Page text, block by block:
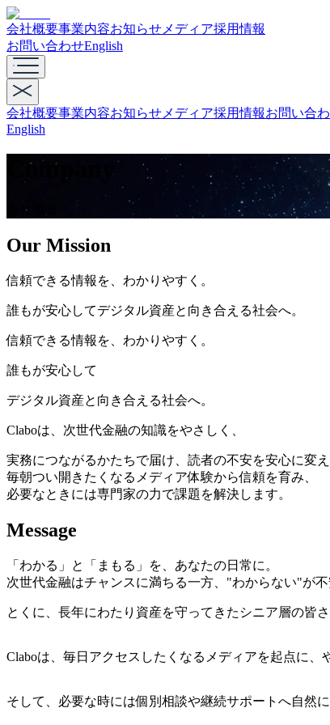
会社概要事業内容お知らせ メディア採用情報
お問い合わせEnglish
会社概要事業内容お知らせ メディア採用情報お問い合
English
Company
会社概要
Our Mission
信頼できる情報を、わかりやすく。
誰もが安心してデジタル資産と向き合える社会へ。
信頼できる情報を、わかりやすく。
誰もが安心して
デジタル資産と向き合える社会へ。
Claboは、次世代金融の知識をやさしく、
実務につながるかたちで届け、読者の不安を安心に変え
毎朝つい開きたくなるメディア体験から信頼を育み、
必要なときには専門家の力で課題を解決します。
Message
「わかる」と「まもる」を、あなたの日常に。
次世代金融はチャンスに満ちる一方、"わからない"が不
とくに、長年にわたり資産を守ってきたシニア層の皆
Claboは、毎日アクセスしたくなるメディアを起点に
そして、必要な時には個別相談や継続サポートへ自然